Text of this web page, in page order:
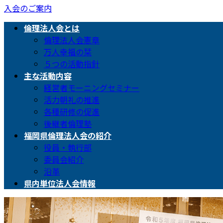
入会のご案内
倫理法人会とは
倫理法人会憲章
万人幸福の栞
５つの活動指針
主な活動内容
経営者モーニングセミナー
活力朝礼の推進
各種研修の促進
後継者倫理塾
福岡県倫理法人会の紹介
役員・執行部
委員会紹介
沿革
県内単位法人会情報